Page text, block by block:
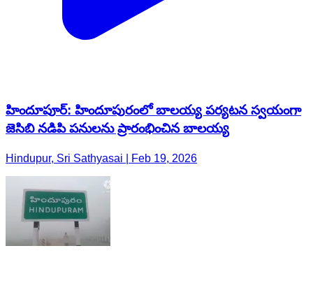
హిందూపూర్‌: హిందూపురంలో బాలయ్య పర్యటన స్వయంగా
జెసిబి నడిపి పనులను ప్రారంభించిన బాలయ్య
Hindupur, Sri Sathyasai | Feb 19, 2026